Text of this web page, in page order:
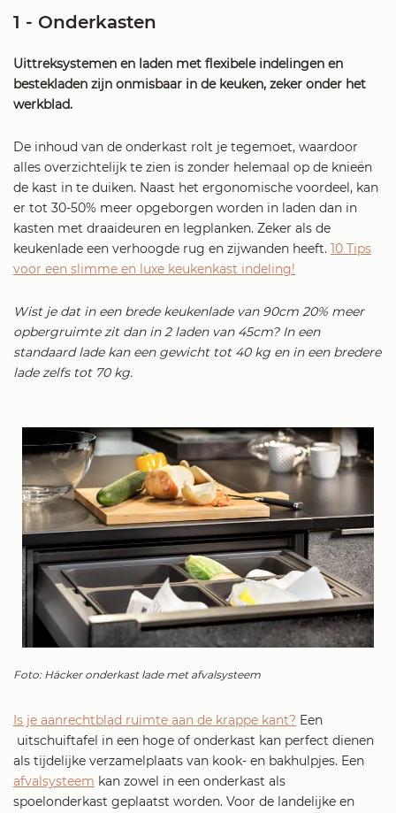
1 - Onderkasten
Uittreksystemen en laden met flexibele indelingen en
bestekladen zijn onmisbaar in de keuken, zeker onder het
werkblad.
De inhoud van de onderkast rolt je tegemoet, waardoor
alles overzichtelijk te zien is zonder helemaal op de knieën
de kast in te duiken. Naast het ergonomische voordeel, kan
er tot 30-50% meer opgeborgen worden in laden dan in
kasten met draaideuren en legplanken. Zeker als de
keukenlade een verhoogde rug en zijwanden heeft. 10 Tips
voor een slimme en luxe keukenkast indeling!
Wist je dat in een brede keukenlade van 90cm 20% meer
opbergruimte zit dan in 2 laden van 45cm? In een
standaard lade kan een gewicht tot 40 kg en in een bredere
lade zelfs tot 70 kg.
Foto: Häcker onderkast lade met afvalsysteem
Is je aanrechtblad ruimte aan de krappe kant? Een
uitschuiftafel in een hoge of onderkast kan perfect dienen
als tijdelijke verzamelplaats van kook- en bakhulpjes. Een
afvalsysteem kan zowel in een onderkast als
spoelonderkast geplaatst worden. Voor de landelijke en